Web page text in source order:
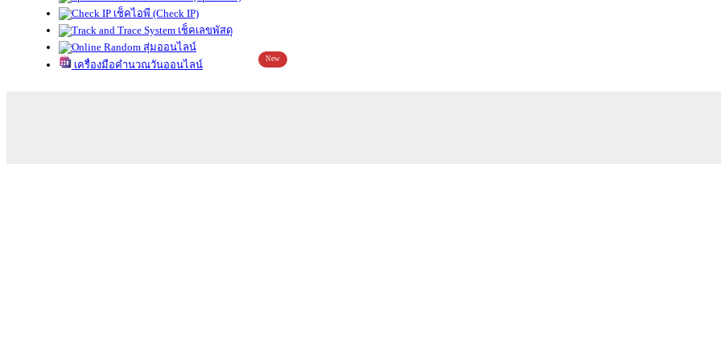
เช็คไอพี (Check IP)
เช็คเลขพัสดุ
สุ่มออนไลน์
เครื่องมือคำนวณวันออนไลน์
New